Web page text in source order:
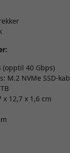
(opptil 40 Gbps)
M.2 NVMe SSD-
12,7 x 1,6 cm